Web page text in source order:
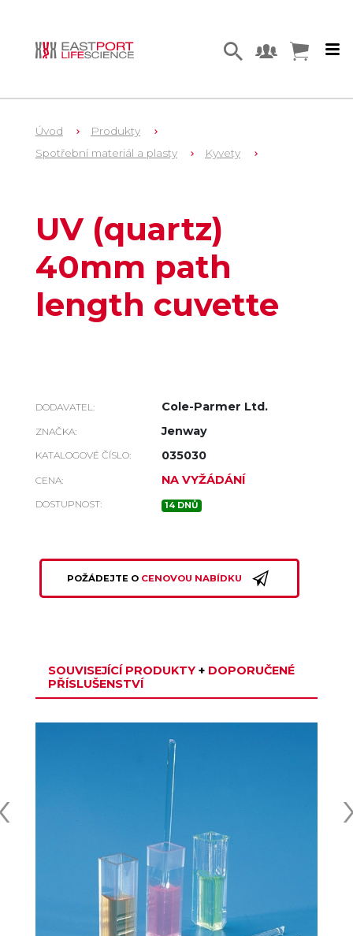
Úvod
Produkty
Spotřební materiál a plasty
Kyvety
UV (quartz)
40mm path
length cuvette
DODAVATEL: Cole-Parmer Ltd.
ZNAČKA: Jenway
KATALOGOVÉ ČÍSLO: 035030
CENA: NA VYŽÁDÁNÍ
DOSTUPNOST: 14 DNŮ
POŽÁDEJTE O CENOVOU NABÍDKU
SOUVISEJÍCÍ PRODUKTY +DOPORUČENÉ
PŘÍSLUŠENSTVÍ